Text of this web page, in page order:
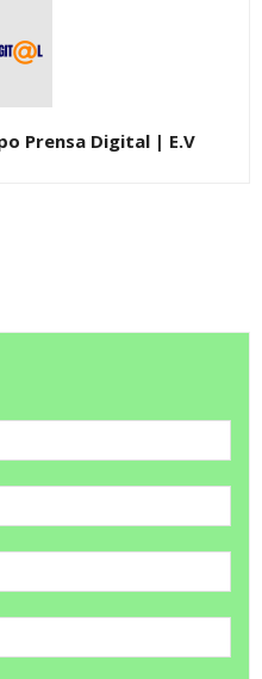
Prensa Digital | E.V